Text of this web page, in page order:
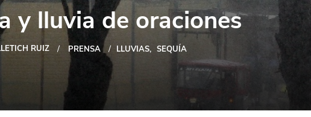
y lluvia de oraciones
RUIZ PRENSA LLUVIAS SEQUÍA